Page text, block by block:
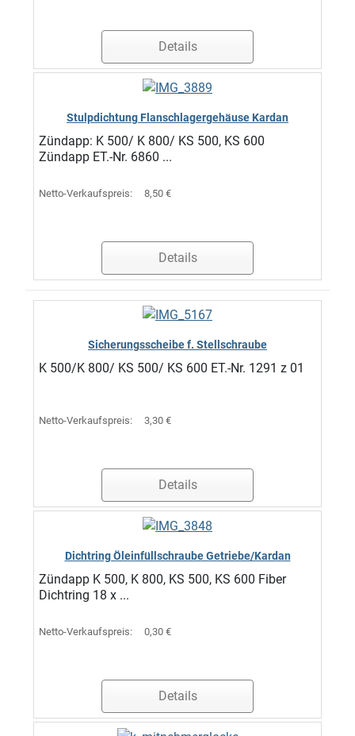
Details
Stulpdichtung Flanschlagergehäuse Kardan
Zündapp: K 500/ K 800/ KS 500, KS 600
Zündapp ET.-Nr. 6860 ...
Netto-Verkaufspreis: 8,50 €
Details
Sicherungsscheibe f. Stellschraube
K 500/K 800/ KS 500/ KS 600 ET.-Nr. 1291 z 01
Netto-Verkaufspreis: 3,30 €
Details
Dichtring Öleinfüllschraube Getriebe/Kardan
Zündapp K 500, K 800, KS 500, KS 600 Fiber
Dichtring 18 x ...
Netto-Verkaufspreis: 0,30 €
Details